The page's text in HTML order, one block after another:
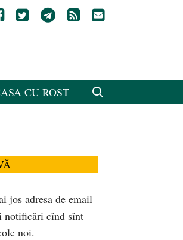
CU ROST
jos adresa de email
notificări cînd sînt
noi.